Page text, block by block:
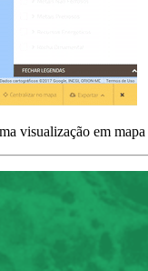
visualização em